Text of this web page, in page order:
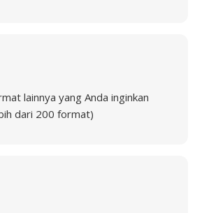
lainnya yang Anda inginkan
dari 200 format)